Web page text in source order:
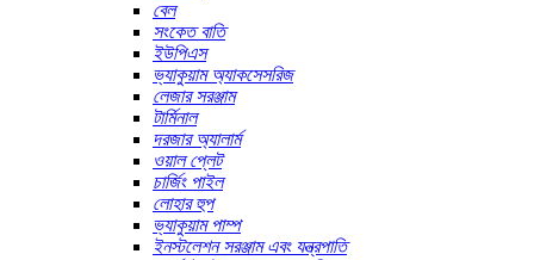
বেল
সংকেত বাতি
ইউপিএস
ভ্যাকুয়াম অ্যাকসেসরিজ
লেজার সরঞ্জাম
টার্মিনাল
দরজার অ্যালার্ম
ওয়াল প্লেট
চার্জিং পাইল
লোহার হুপ
ভ্যাকুয়াম পাম্প
ইনস্টলেশন সরঞ্জাম এবং যন্ত্রপাতি